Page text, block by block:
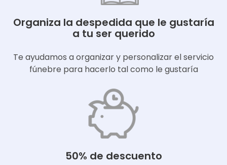
Organiza la despedida que le gustaría
a tu ser querido
Te ayudamos a organizar y personalizar el servicio
fúnebre para hacerlo tal como le gustaría
50% de descuento